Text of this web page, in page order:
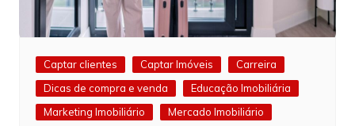
Captar clientes Captar Imóveis
Carreira
Dicas de compra e venda
Educação Imobiliária
Marketing Imobiliário
Mercado Imobiliário